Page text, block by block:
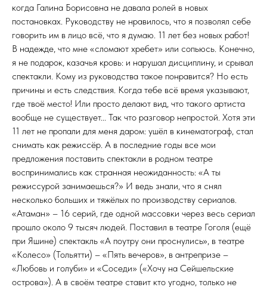
когда Галина Борисовна не давала ролей в новых
постановках. Руководству не нравилось, что я позволял себе
говорить им в лицо всё, что я думаю. 11 лет без новых работ!
В надежде, что мне «сломают хребет» или сопьюсь. Конечно,
я не подарок, казачья кровь: и нарушал дисциплину, и срывал
спектакли. Кому из руководства такое понравится? Но есть
причины и есть следствия. Когда тебе всё время указывают,
где твоё место! Или просто делают вид, что такого артиста
вообще не существует... Так что разговор непростой. Хотя эти
11 лет не пропали для меня даром: ушёл в кинематограф, стал
снимать как режиссёр. А в последние годы все мои
предложения поставить спектакли в родном театре
воспринимались как странная неожиданность: «А ты
режиссурой занимаешься?» И ведь знали, что я снял
несколько больших и тяжёлых по производству сериалов.
«Атаман» – 16 серий, где одной массовки через весь сериал
прошло около 9 тысяч людей. Поставил в театре Гоголя (ещё
при Яшине) спектакль «А поутру они проснулись», в театре
«Колесо» (Тольятти) – «Пять вечеров», в антрепризе –
«Любовь и голуби» и «Соседи» («Хочу на Сейшельские
острова»). А в своём театре ставит кто угодно, только не